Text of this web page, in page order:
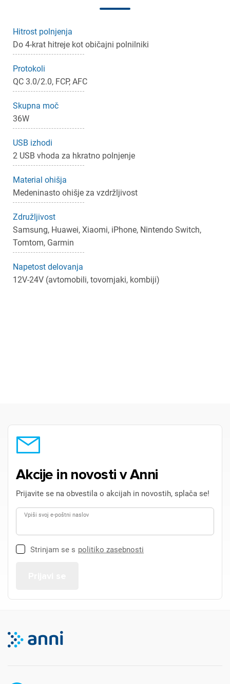
Hitrost polnjenja
Do 4-krat hitreje kot običajni polnilniki
Protokoli
QC 3.0/2.0, FCP, AFC
Skupna moč
36W
USB izhodi
2 USB vhoda za hkratno polnjenje
Material ohišja
Medeninasto ohišje za vzdržljivost
Združljivost
Samsung, Huawei, Xiaomi, iPhone, Nintendo Switch,
Tomtom, Garmin
Napetost delovanja
12V-24V (avtomobili, tovornjaki, kombiji)
Akcije in novosti v Anni
Prijavite se na obvestila o akcijah in novostih, splača se!
Vpiši svoj e-poštni naslov
Strinjam se s politiko zasebnosti
Prijava
Prekliči